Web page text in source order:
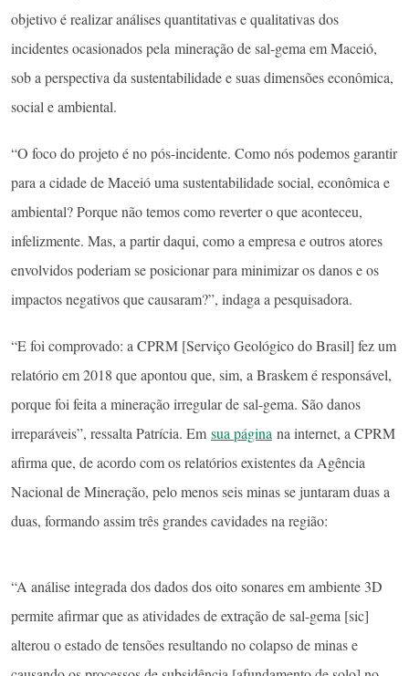
objetivo é realizar análises quantitativas e qualitativas dos
incidentes ocasionados pela mineração de sal-gema em Maceió,
sob a perspectiva da sustentabilidade e suas dimensões econômica,
social e ambiental.
“O foco do projeto é no pós-incidente. Como nós podemos garantir
para a cidade de Maceió uma sustentabilidade social, econômica e
ambiental? Porque não temos como reverter o que aconteceu,
infelizmente. Mas, a partir daqui, como a empresa e outros atores
envolvidos poderiam se posicionar para minimizar os danos e os
impactos negativos que causaram?”, indaga a pesquisadora.
“E foi comprovado: a CPRM [Serviço Geológico do Brasil] fez um
relatório em 2018 que apontou que, sim, a Braskem é responsável,
porque foi feita a mineração irregular de sal-gema. São danos
irreparáveis”, ressalta Patrícia. Em sua página na internet, a CPRM
afirma que, de acordo com os relatórios existentes da Agência
Nacional de Mineração, pelo menos seis minas se juntaram duas a
duas, formando assim três grandes cavidades na região:
“A análise integrada dos dados dos oito sonares em ambiente 3D
permite afirmar que as atividades de extração de sal-gema [sic]
alterou o estado de tensões resultando no colapso de minas e